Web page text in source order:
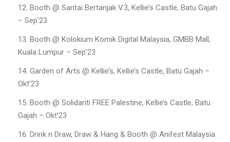
Booth @ Santai Bertanjak V.3, Kellie’s Castle, Batu Gajah
– Sep’23
Booth @ Kolokium Komik Digital Malaysia, GMBB Mall,
Kuala Lumpur – Sep’23
Garden of Arts @ Kellie’s, Kellie’s Castle, Batu Gajah –
Okt’23
Booth @ Solidariti FREE Palestine, Kellie’s Castle, Batu
Gajah – Okt’23
Drink n Draw, Draw & Hang & Booth @ Anifest Malaysia